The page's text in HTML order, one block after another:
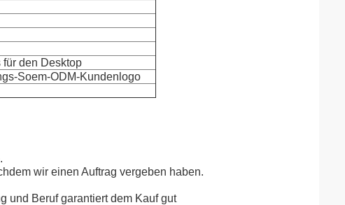
den Desktop
Soem-ODM-Kundenlogo
wir einen Auftrag vergeben haben.
und Beruf garantiert dem Kauf gut